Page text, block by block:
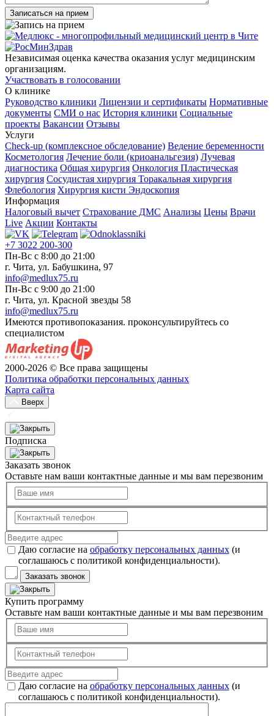
Записаться на прием
Независимая оценка качества оказания услуг медицинским
организациям.
Участвовать в голосовании
О клинике
Руководство клиники Лицензии и сертификаты Нормативные
документы СМИ о нас История клиники Социальные
проекты Вакансии Отзывы
Услуги
Check-up (комплексное обследование) Ведение беременности
Косметология Лечение боли (криоанальгезия) Лучевая
диагностика Общая хирургия Онкология Пластическая
хирургия Сосудистая хирургия Торакальная хирургия
Флебология Хирургия кисти Эндоскопия
Информация
Налоговый вычет Страхование ДМС Анализы Цены Врачи
Live Акции Контакты
+7 3022 200-300
Пн-Вс с 8:00 до 21:00
г. Чита, ул. Бабушкина, 97
info@medlux75.ru
Пн-Вс с 9:00 до 21:00
г. Чита, ул. Красной звезды 58
info@medlux75.ru
Имеются противопоказания. проконсультируйтесь со
специалистом
2000-2026 © Все права защищены
Политика обработки персональных данных
Карта сайта
Вверх
Подписка
Заказать звонок
Оставьте нам ваши контактные данные и мы вам перезвоним
Даю согласие на обработку персональных данных(и
соглашаюсь с политикой конфиденциальности).
Заказать звонок
Купить программу
Оставьте нам ваши контактные данные и мы вам перезвоним
Даю согласие на обработку персональных данных(и
соглашаюсь с политикой конфиденциальности).